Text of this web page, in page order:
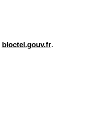
bloctel.gouv.fr.